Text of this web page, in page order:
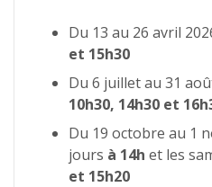
Du 13 au 26 avril
et 15h30
Du 6 juillet au 31
10h30, 14h30 et
Du 19 octobre au 1
jours à 14h et les
et 15h20